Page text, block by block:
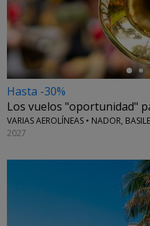
Hasta -30%
Los vuelos "oportunidad"
2027